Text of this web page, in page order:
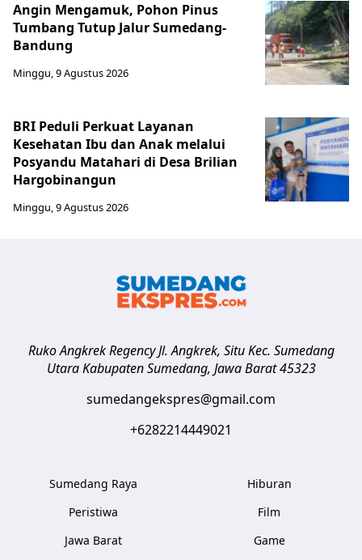
Angin Mengamuk, Pohon Pinus
Tumbang Tutup Jalur Sumedang-
Bandung
Minggu, 9 Agustus 2026
BRI Peduli Perkuat Layanan
Kesehatan Ibu dan Anak melalui
Posyandu Matahari di Desa Brilian
Hargobinangun
Minggu, 9 Agustus 2026
Ruko Angkrek Regency Jl. Angkrek, Situ Kec. Sumedang
Utara Kabupaten Sumedang, Jawa Barat 45323
sumedangekspres@gmail.com
+6282214449021
Sumedang Raya
Peristiwa
Jawa Barat
Hiburan
Film
Game